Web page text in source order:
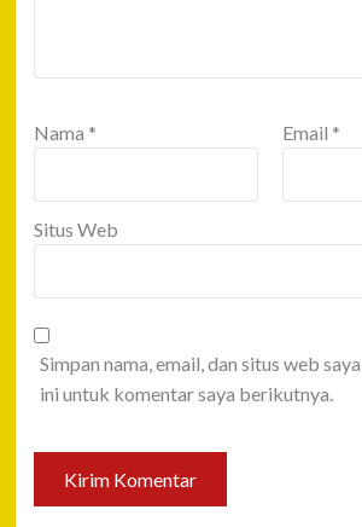
Nama * Email *
Situs Web
Simpan nama, email, dan situs web
ini untuk komentar saya berikutnya.